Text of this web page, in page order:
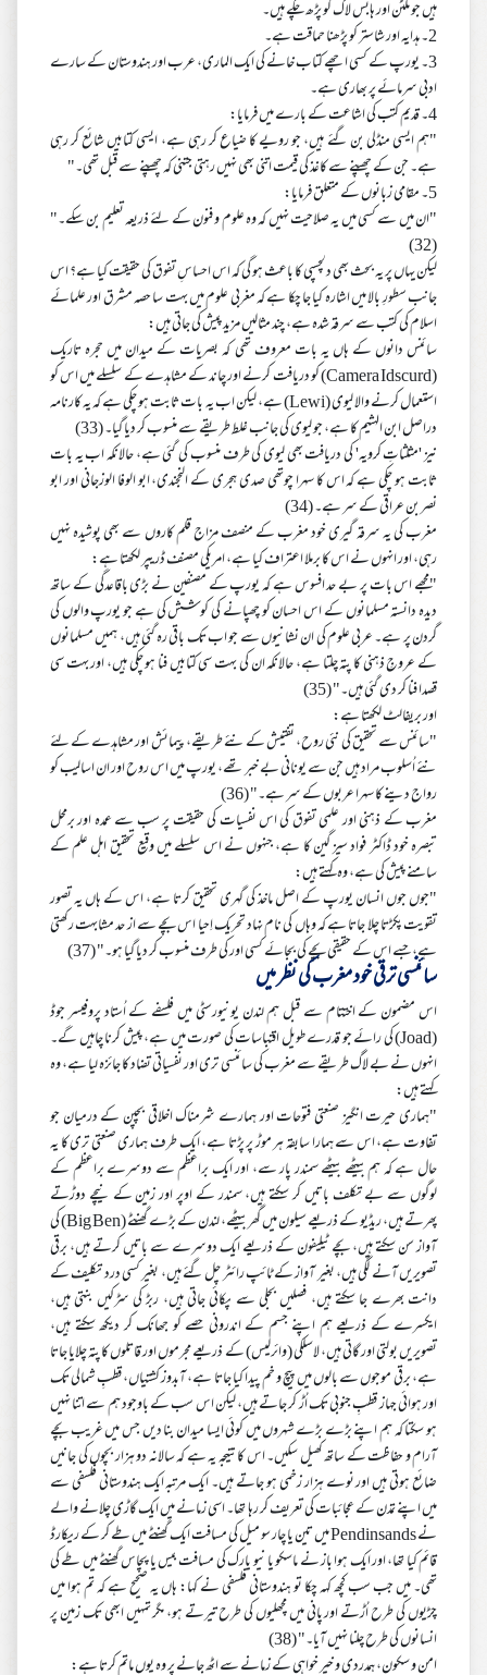
ہیں جو ملٹن اور ہابس لاک کو پڑھ چکے ہیں۔
2۔ ہدایہ اور شاستر کو پڑھنا حماقت ہے۔
3۔ یورپ کے کسی اچھے کتاب خانے کی ایک الماری، عرب اور ہندوستان کے سارے
ادبی سرمائے پر بھاری ہے۔
4۔ قدیم کتب کی اشاعت کے بارے میں فرمایا:
"ہم ایسی منڈلی بن گئے ہیں، جو رویے کا ضیاع کر رہی ہے، ایسی کتابیں شائع کر رہی
ہے۔ جن کے چھپنے سے کاغذ کی قیمت اتنی بھی نہیں رہتی جتنی کہ چھپنے سے قبل تھی۔"
5۔ مقامی زبانوں کے متعلق فرمایا:
"ان میں سے کسی میں یہ صلاحیت نہیں کہ وہ علوم و فنون کے لئے ذریعہ تعلیم بن سکے۔"
(32)
لیکن یہاں پر یہ بحث بھی دلچسپی کا باعث ہو گی کہ اس احساسِ تفوق کی حقیقت کیا ہے؟ اس
جانب سطورِ بالا میں اشارہ کیا جا چکا ہے کہ مغربی علوم میں بہت سا حصہ مشرق اور علمائے
اسلام کی کتب سے سرقہ شدہ ہے، چند مثالیں مزید پیش کی جاتی ہیں:
سائنس دانوں کے ہاں یہ بات معروف تھی کہ بصریات کے میدان میں حجرہ تاریک
(Camera Idscurd) کو دریافت کرنے اور چاند کے مشاہدے کے سلسلے میں اس کو
استعمال کرنے والا لیوی (Lewi) ہے، لیکن اب یہ بات ثابت ہو چکی ہے کہ یہ کارنامہ
دراصل ابن الہثیم کا ہے، جو لیوی کی جانب غلط طریقے سے منسوب کر دیا گیا۔ (33)
نیز 'مثلثاتِ کرویہ' کی دریافت بھی لیوی کی طرف منسوب کی گئی ہے، حالانکہ اب یہ بات
ثابت ہو چکی ہے کہ اس کا سہرا چوتھی صدی ہجری کے النحجندی، ابو الوفا الوزجانی اور ابو
نصر بن عراقی کے سر ہے۔ (34)
مغرب کی یہ سرقہ گیری خود مغرب کے منصف مزاج قلم کاروں سے بھی پوشیدہ نہیں
رہی، اور انہوں نے اس کا برملا اعتراف کیا ہے، امریکی مصنف ڈریپر لکھتا ہے:
"مجھے اس بات پر بے حد افسوس ہے کہ یورپ کے مصنفین نے بڑی باقاعدگی کے ساتھ
دیدہ دانستہ مسلمانوں کے اس احسان کو چھپانے کی کوشش کی ہے جو یورپ والوں کی
گردن پر ہے۔ عربی علوم کی ان نشانیوں سے جو اب تک باقی رہ گئی ہیں، ہمیں مسلمانوں
کے عروجِ ذہنی کا پتہ چلتا ہے، حالانکہ ان کی بہت سی کتابیں فنا ہو چکی ہیں، اور بہت سی
قصدا فنا کر دی گئی ہیں۔" (35)
اور بریفالٹ لکھتا ہے:
"سائنس سے تحقیق کی نئی روح، تفتیش کے نئے طریقے، پیمائش اور مشاہدے کے لئے
نئے اُسلوب مراد ہیں جن سے یونانی بے خبر تھے، یورپ میں اس روح اور ان اسالیب کو
رواج دینے کا سہرا عربوں کے سر ہے۔" (36)
مغرب کے ذہنی اور علمی تفوق کی اس نفسیات کی حقیقت پر سب سے عمدہ اور برمحل
تبصرہ خود ڈاکٹر فواد سیز گین کا ہے، جنہوں نے اس سلسلے میں وقیع تحقیق اہل علم کے
سامنے پیش کی ہے، وہ کہتے ہیں:
"جوں جوں انسان یورپ کے اصل ماخذ کی گہری تحقیق کرتا ہے، اس کے ہاں یہ تصور
تقویت پکڑتا چلا جاتا ہے کہ وہاں کی نام نہاد تحریک اِحیا اس بچے سے از حد مشابہت رکھتی
ہے، جسے اس کے حقیقی بچے کی بجائے کسی اور کی طرف منسوب کر دیا گیا ہو۔" (37)
سائنسی ترقی خود مغرب کی نظر میں
اس مضمون کے اختتام سے قبل ہم لندن یونیورسٹی میں فلسفے کے اُستاد پروفیسر جوڈ
(Joad) کی رائے جو قدرے طویل اقتباسات کی صورت میں ہے، پیش کرنا چاہیں گے۔
انہوں نے بے لاگ طریقے سے مغرب کی سائنسی تری اور نفسیاتی تضاد کا جائزہ لیا ہے، وہ
کہتے ہیں:
"ہماری حیرت انگیز صنعتی فتوحات اور ہمارے شرمناک اخلاقی بچپن کے درمیان جو
تفاوت ہے، اس سے ہمارا سابقہ ہر موڑ پر پڑتا ہے، ایک طرف ہماری صنعتی تری کا یہ
حال ہے کہ ہم بیٹھے بیٹھے سمندر پار سے، اور ایک براعظم سے دوسرے براعظم کے
لوگوں سے بے تکلف باتیں کر سکتے ہیں، سمندر کے اوپر اور زمین کے نیچے دوڑتے
پھرتے ہیں، ریڈیو کے ذریعے سیلون میں گھر بیٹھے، لندن کے بڑے گھنٹے (Big Ben) کی
آواز سن سکتے ہیں، بچے ٹیلیفون کے ذریعے ایک دوسرے سے باتیں کرتے ہیں، برقی
تصویریں آنے لگی ہیں، بغیر آواز کے ٹائپ رائٹر چل گئے ہیں، بغیر کسی درد تکلیف کے
دانت بھرے جا سکتے ہیں، فصلیں بجلی سے پکائی جاتی ہیں، ربڑ کی سڑکیں بنتی ہیں،
ایکسرے کے ذریعے ہم اپنے جسم کے اندرونی حصے کو جھانک کر دیکھ سکتے ہیں،
تصویریں بولتی اور گاتی ہیں، لاسلکی (وائرلیس) کے ذریعے مجرموں اور قاتلوں کا پتہ چلایا جاتا
ہے، برقی موجوں سے بالوں میں پیچ و خم پیدا کیا جاتا ہے، آبدوز کشتیاں، قطبِ شمالی تک
اور ہوائی جہاز قطبِ جنوبی تک اُڑ کر جاتے ہیں، لیکن اس سب کے باوجود ہم سے اتنا نہیں
ہو سکتا کہ ہم اپنے بڑے بڑے شہروں میں کوئی ایسا میدان بنا دیں جس میں غریب بچے
آرام و حفاظت کے ساتھ کھیل سکیں۔ اس کا نتیجہ یہ ہے کہ سالانہ دو ہزار بچوں کی جانیں
ضائع ہوتی ہیں اور نوے ہزار زخمی ہو جاتے ہیں۔ ایک مرتبہ ایک ہندوستانی فلسفی سے
میں اپنے تمدن کے عجائبات کی تعریف کر رہا تھا۔ اسی زمانے میں ایک گاڑی چلانے والے
نے Pendinsands میں تین یا چار سو میل کی مسافت ایک گھنٹے میں طے کر کے ریکارڈ
قائم کیا تھا، اور ایک ہوا باز نے ماسکو یا نیو یارک کی مسافت بیس یا پچاس گھنٹے میں طے کی
تھی۔ میں جب سب کچھ کہہ چکا تو ہندوستانی فلسفی نے کہا: ہاں یہ صحیح ہے کہ تم ہوا میں
چڑیوں کی طرح اُڑتے اور پانی میں مچھلیوں کی طرح تیرتے ہو، مگر تمہیں ابھی تک زمین پر
انسانوں کی طرح چلنا نہیں آیا۔" (38)
امن و سکون، ہمدردی و خیر خواہی کے زمانے سے اٹھ جانے پر وہ یوں ماتم کرتا ہے: